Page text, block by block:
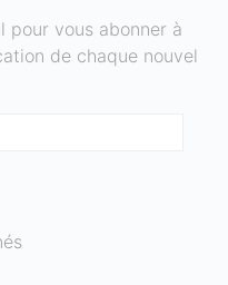
pour vous abonner à
de chaque nouvel